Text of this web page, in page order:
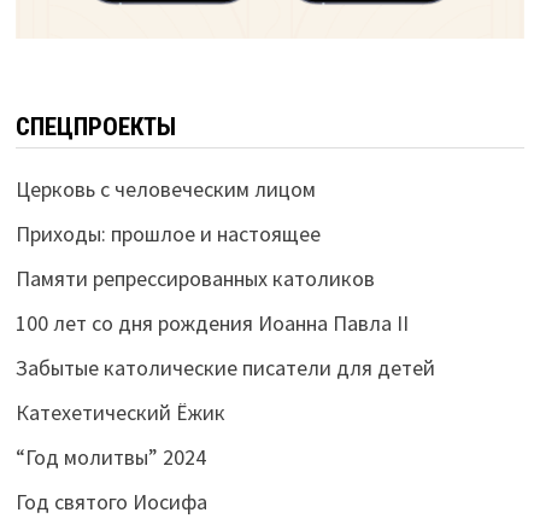
СПЕЦПРОЕКТЫ
Церковь с человеческим лицом
Приходы: прошлое и настоящее
Памяти репрессированных католиков
100 лет со дня рождения Иоанна Павла II
Забытые католические писатели для детей
Катехетический Ёжик
“Год молитвы” 2024
Год святого Иосифа